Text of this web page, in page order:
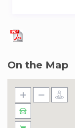
On the Map